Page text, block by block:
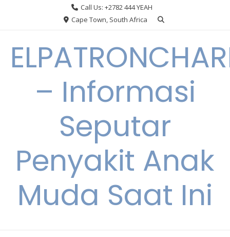
Call Us: +2782 444 YEAH
Cape Town, South Africa
– Informasi
Seputar
Penyakit Anak
Muda Saat Ini